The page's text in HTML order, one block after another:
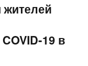
жителей
19 в